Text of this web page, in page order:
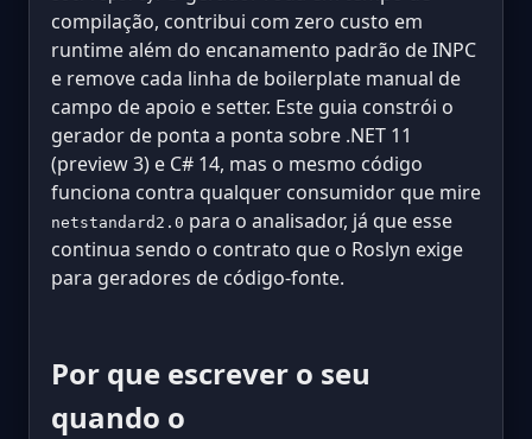
compilação, contribui com zero custo em
runtime além do encanamento padrão de INPC
e remove cada linha de boilerplate manual de
campo de apoio e setter. Este guia constrói o
gerador de ponta a ponta sobre .NET 11
(preview 3) e C# 14, mas o mesmo código
funciona contra qualquer consumidor que mire
netstandard2.0 para o analisador, já que esse
continua sendo o contrato que o Roslyn exige
para geradores de código-fonte.
Por que escrever o seu
quando o